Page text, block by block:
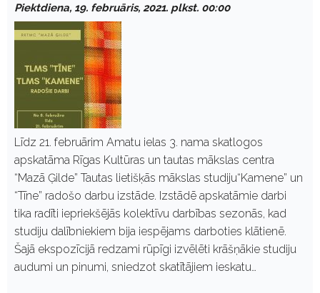
Piektdiena, 19. februāris, 2021. plkst. 00:00
Līdz 21. februārim Amatu ielas 3. nama skatlogos
apskatāma Rīgas Kultūras un tautas mākslas centra
“Mazā Ģilde” Tautas lietišķās mākslas studiju“Kamene” un
“Tīne” radošo darbu izstāde. Izstādē apskatāmie darbi
tika radīti iepriekšējās kolektīvu darbības sezonās, kad
studiju dalībniekiem bija iespējams darboties klātienē.
Šajā ekspozīcijā redzami rūpīgi izvēlēti krāšņākie studiju
audumi un pinumi, sniedzot skatītājiem ieskatu…